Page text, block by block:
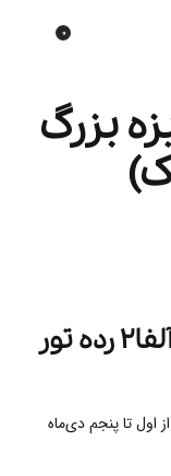
0
بزرگ
مسابقات جایزه بزرگ جام آلفا۲ رده تور
اول تا پنجم دی‌ماه